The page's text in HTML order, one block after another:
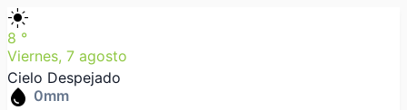
light_mode
8 °
Viernes, 7 agosto
Cielo Despejado
water_drop 0mm